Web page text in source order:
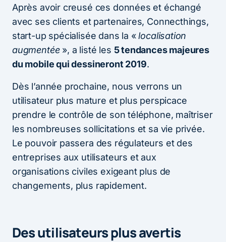
Après avoir creusé ces données et échangé
avec ses clients et partenaires, Connecthings,
start-up spécialisée dans la «localisation
augmentée», a listé les 5 tendances majeures
du mobile qui dessineront 2019.
Dès l’année prochaine, nous verrons un
utilisateur plus mature et plus perspicace
prendre le contrôle de son téléphone, maîtriser
les nombreuses sollicitations et sa vie privée.
Le pouvoir passera des régulateurs et des
entreprises aux utilisateurs et aux
organisations civiles exigeant plus de
changements, plus rapidement.
Des utilisateurs plus avertis